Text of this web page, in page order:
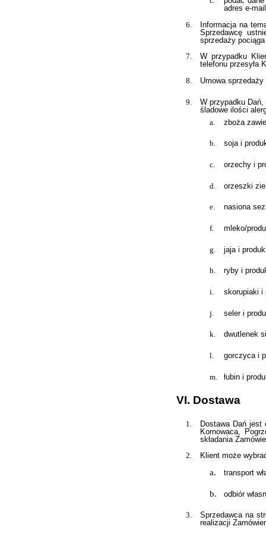
adres e-
Informacja na
Sprzedawcę
sprzedaży
W przypadku
telefonu przesyła
Umowa
W przypadku
śladowe ilości
zboża
soja i
orzechy i
orzeszki
nasiona
mleko/
jaja i
ryby i
skorupiaki i
seler i
dwutlenek
gorczyca i
łubin i
VI. Dostawa
Dostawa Dań jest
Kornowaca,
składania
Klient może
transport
odbiór
Sprzedawca na
realizacji